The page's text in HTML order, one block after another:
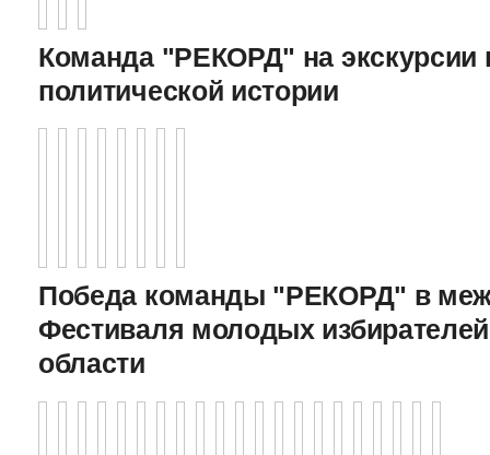
Команда "РЕКОРД" на экскурсии
политической истории
Победа команды "РЕКОРД" в
Фестиваля молодых
области